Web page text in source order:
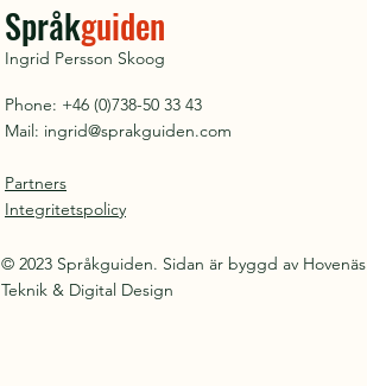
Språkguiden
Ingrid Persson Skoog
Phone: +46 (0)738-50 33 43
Mail: ingrid@sprakguiden.com
Partners
Integritetspolicy
© 2023 Språkguiden. Sidan är byggd av Hovenäs
Teknik & Digital Design